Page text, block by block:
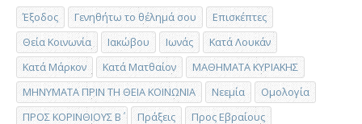
Έξοδος Γενηθήτω το θέλημά σου
Επισκέπτες
Θεία Κοινωνία
Ιακώβου Ιωνάς
Κατά Λουκάν
Κατά Μάρκον
Κατά Ματθαίον
ΜΑΘΗΜΑΤΑ ΚΥΡΙΑΚΗΣ
ΜΗΝΥΜΑΤΑ ΠΡΙΝ ΤΗ ΘΕΙΑ ΚΟΙΝΩΝΙΑ
Νεεμία
Ομολογία
ΠΡΟΣ ΚΟΡΙΝΘΙΟΥΣ Β΄
Πράξεις
Προς Εβραίους